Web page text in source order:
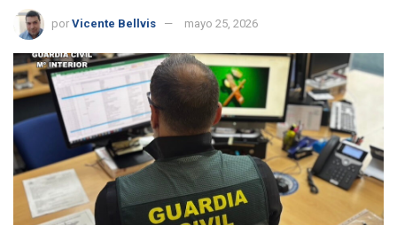
por Vicente Bellvis mayo 25, 2026